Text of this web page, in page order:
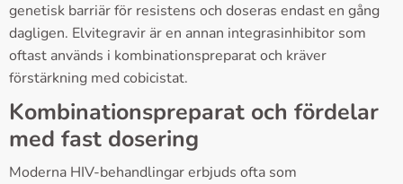
genetisk barriär för resistens och doseras endast en gång
dagligen. Elvitegravir är en annan integrasinhibitor som
oftast används i kombinationspreparat och kräver
förstärkning med cobicistat.
Kombinationspreparat och fördelar
med fast dosering
Moderna HIV-behandlingar erbjuds ofta som